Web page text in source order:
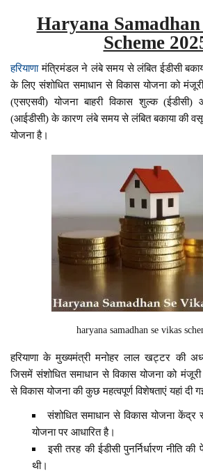
Haryana
Scheme
हरियाणामंत्रिमंडल ने लंबे समय से लंबित ईडीसी
के लिए संशोधित समाधान से विकास योजना को
(एसएसवी) योजना बाहरी विकास शुल्क
(आईडीसी) के कारण लंबे समय से लंबित बकाया की
योजना है।
haryana samadhan se vikas
हरियाणा के मुख्यमंत्री मनोहर लाल खट्टर की
जिसमें संशोधित समाधान से विकास योजना को मंजूरी
से विकास योजना की कुछ महत्वपूर्ण विशेषताएं यहां दी
संशोधित समाधान से विकास योजना केंद्र
योजना पर आधारित है।
इसी तरह की ईडीसी पुनर्निर्धारण नीति
थी।